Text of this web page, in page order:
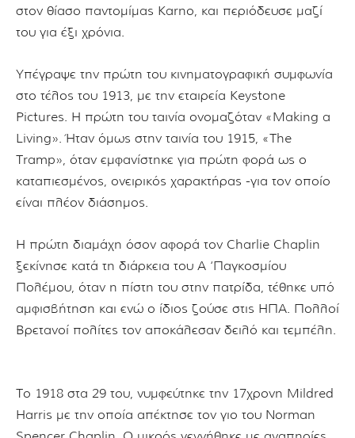
στον θίασο παντομίμας Karno, και περιόδευσε μαζί
του για έξι χρόνια.
Υπέγραψε την πρώτη του κινηματογραφική συμφωνία
στο τέλος του 1913, με την εταιρεία Keystone
Pictures. H πρώτη του ταινία ονομαζόταν «Making a
Living». Ήταν όμως στην ταινία του 1915, «The
Tramp», όταν εμφανίστηκε για πρώτη φορά ως ο
καταπιεσμένος, ονειρικός χαρακτήρας -για τον οποίο
είναι πλέον διάσημος.
Η πρώτη διαμάχη όσον αφορά τον Charlie Chaplin
ξεκίνησε κατά τη διάρκεια του Α ‘Παγκοσμίου
Πολέμου, όταν η πίστη του στην πατρίδα, τέθηκε υπό
αμφισβήτηση και ενώ ο ίδιος ζούσε στις ΗΠΑ. Πολλοί
Βρετανοί πολίτες τον αποκάλεσαν δειλό και τεμπέλη.
Το 1918 στα 29 του, νυμφεύτηκε την 17χρονη Mildred
Harris με την οποία απέκτησε τον γιο του Norman